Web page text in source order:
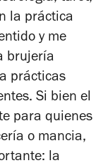
la práctica
y me
brujería
prácticas
Si bien el
para quienes
o mancia,
la